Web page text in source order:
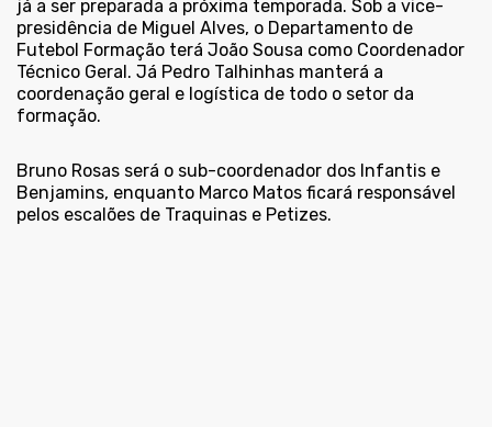
já a ser preparada a próxima temporada. Sob a vice-
presidência de Miguel Alves, o Departamento de
Futebol Formação terá João Sousa como Coordenador
Técnico Geral. Já Pedro Talhinhas manterá a
coordenação geral e logística de todo o setor da
formação.
Bruno Rosas será o sub-coordenador dos Infantis e
Benjamins, enquanto Marco Matos ficará responsável
pelos escalões de Traquinas e Petizes.